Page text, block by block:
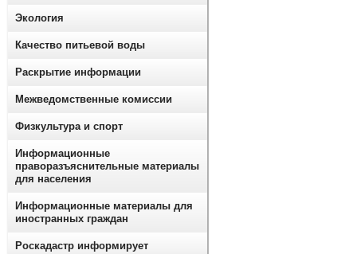
Экология
Качество питьевой воды
Раскрытие информации
Межведомственные комиссии
Физкультура и спорт
Информационные
праворазъяснительные материалы
для населения
Информационные материалы для
иностранных граждан
Роскадастр информирует